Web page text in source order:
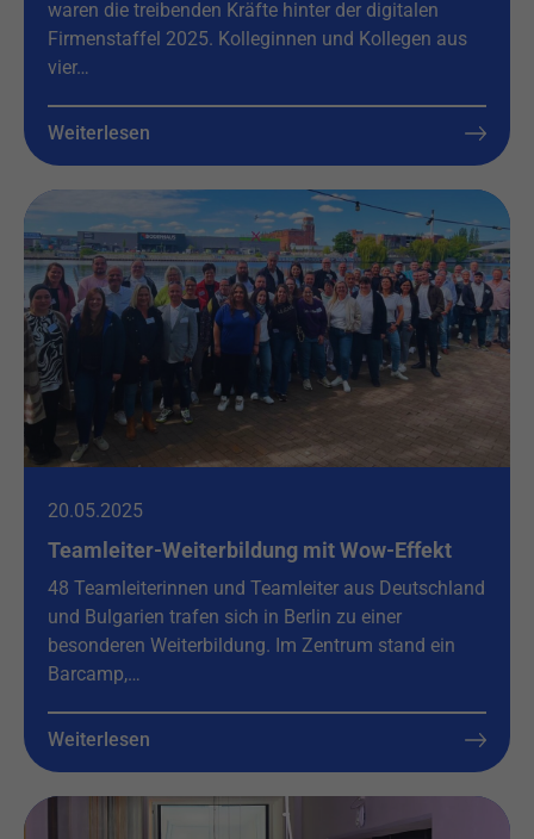
waren die treibenden Kräfte hinter der digitalen
Firmenstaffel 2025. Kolleginnen und Kollegen aus
vier…
Weiterlesen
20.05.2025
Teamleiter-Weiterbildung mit Wow-Effekt
48 Teamleiterinnen und Teamleiter aus Deutschland
und Bulgarien trafen sich in Berlin zu einer
besonderen Weiterbildung. Im Zentrum stand ein
Barcamp,…
Weiterlesen